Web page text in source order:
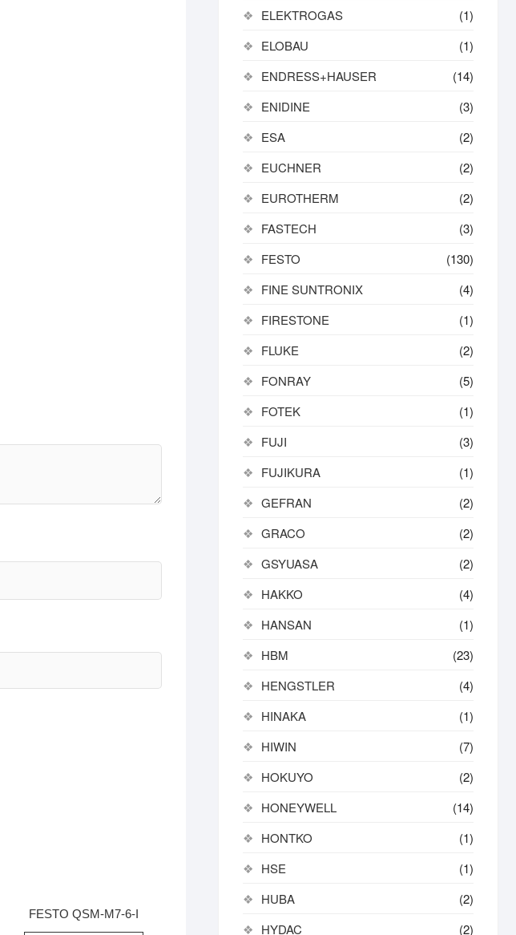
FESTO QSM-M7-6-I
ELEKTROGAS
(1)
ELOBAU
(1)
ENDRESS+HAUSER
(14)
ENIDINE
(3)
ESA
(2)
EUCHNER
(2)
EUROTHERM
(2)
FASTECH
(3)
FESTO
(130)
FINE SUNTRONIX
(4)
FIRESTONE
(1)
FLUKE
(2)
FONRAY
(5)
FOTEK
(1)
FUJI
(3)
FUJIKURA
(1)
GEFRAN
(2)
GRACO
(2)
GSYUASA
(2)
HAKKO
(4)
HANSAN
(1)
HBM
(23)
HENGSTLER
(4)
HINAKA
(1)
HIWIN
(7)
HOKUYO
(2)
HONEYWELL
(14)
HONTKO
(1)
HSE
(1)
HUBA
(2)
HYDAC
(2)